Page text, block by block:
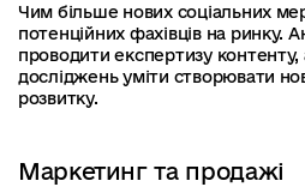
Чим більше нових соціальних
потенційних фахівців на ринку.
проводити експертизу контенту,
досліджень уміти створювати
розвитку.
Маркетинг та продажі